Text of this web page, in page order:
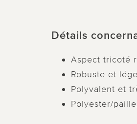
Détails
Aspect tricoté
Robuste et
Polyvalent et
Polyester/